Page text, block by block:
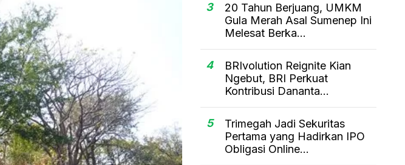
3
20 Tahun Berjuang, UMKM
Gula Merah Asal Sumenep Ini
Melesat Berka...
4
BRIvolution Reignite Kian
Ngebut, BRI Perkuat
Kontribusi Dananta...
5
Trimegah Jadi Sekuritas
Pertama yang Hadirkan IPO
Obligasi Online...